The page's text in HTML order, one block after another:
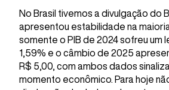
No Brasil tivemos a divulgação do
apresentou estabilidade na
somente o PIB de 2024 sofreu um
1,59% e o câmbio de 2025
R$ 5,00, com ambos dados
momento econômico. Para hoje